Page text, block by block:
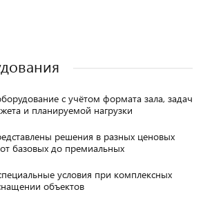
с учётом формата зала, задач
и планируемой нагрузки
решения в разных ценовых
базовых до премиальных
условия при комплексных
объектов